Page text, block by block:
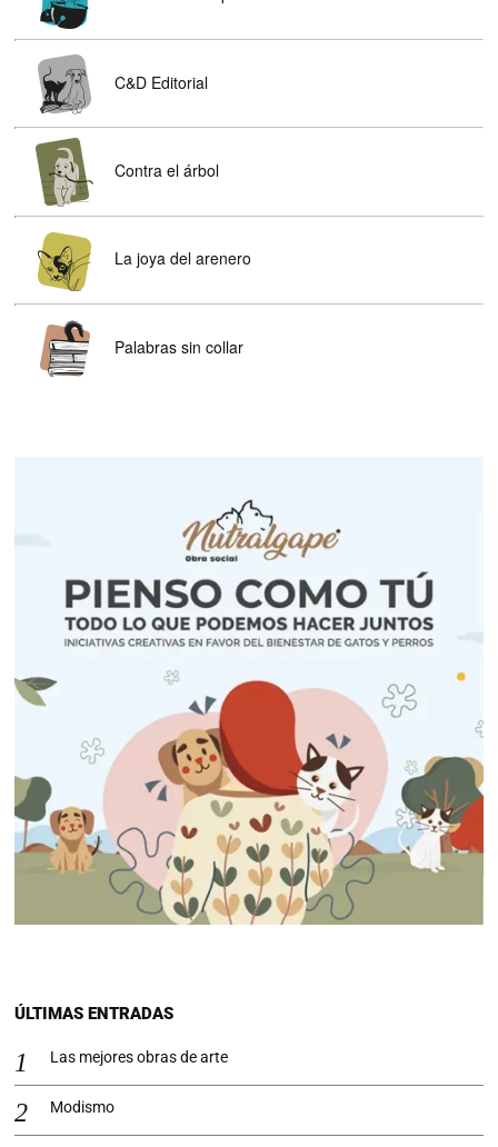
C&D Editorial
Contra el árbol
La joya del arenero
Palabras sin collar
ÚLTIMAS ENTRADAS
Las mejores obras de arte
Modismo